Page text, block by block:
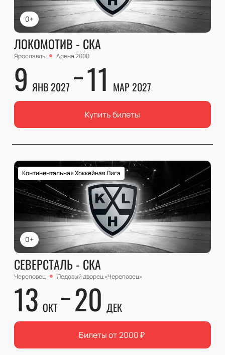
0+
ЛОКОМОТИВ - СКА
Ярославль Арена 2000
9 ЯНВ 2027 11 МАР 2027
Купить билеты
0+
Континентальная Хоккейная Лига
СЕВЕРСТАЛЬ - СКА
Череповец Ледовый дворец «Череповец»
13 ОКТ 20 ДЕК
Билеты от 2000₽